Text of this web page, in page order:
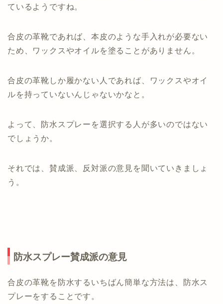
ているようですね。
合皮の革靴であれば、本皮のような手入れが必要ない
ため、ワックスやオイルを塗ることがありません。
合皮の革靴しか履かない人であれば、ワックスやオイ
ルを持っていないんじゃないかなと。
よって、防水スプレーを選択する人が多いのではない
でしょうか。
それでは、賛成派、反対派の意見を聞いていきましょ
う。
防水スプレー賛成派の意見
合皮の革靴を防水するいちばん簡単な方法は、防水ス
プレーをすることです。